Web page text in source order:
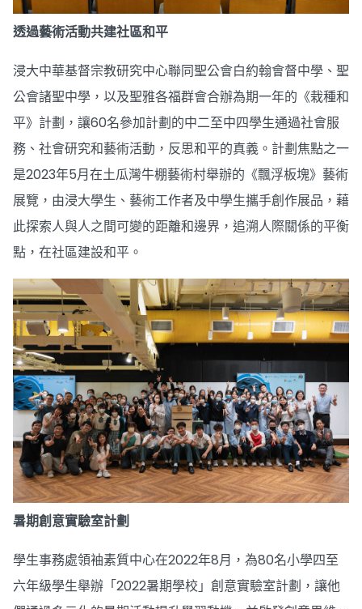
透過藝術活動共建社區和平
浸大中華基督宗教研究中心聯同聖公會白約翰會督中學、聖
公會諸聖中學，以及聖雅各福群會合辦為期一年的《栽種和
平》計劃，讓60名參加計劃的中二至中四學生通過社會服
務、社會研究和藝術活動，反思和平的真義。計劃焦點之一
是2023年5月在土瓜灣牛棚藝術村舉辦的《飄浮板塊》藝術
展覽，由浸大學生、藝術工作者及中學生攜手創作展品，藉
此探索人與人之間可變的距離和邊界，追溯人際關係的平衡
點，在社區建設和平。
暑期創意實驗室計劃
學生事務處領袖素質中心在2022年8月，為80名小學四至
六年級學生舉辦「2022暑期學校」創意實驗室計劃，讓他